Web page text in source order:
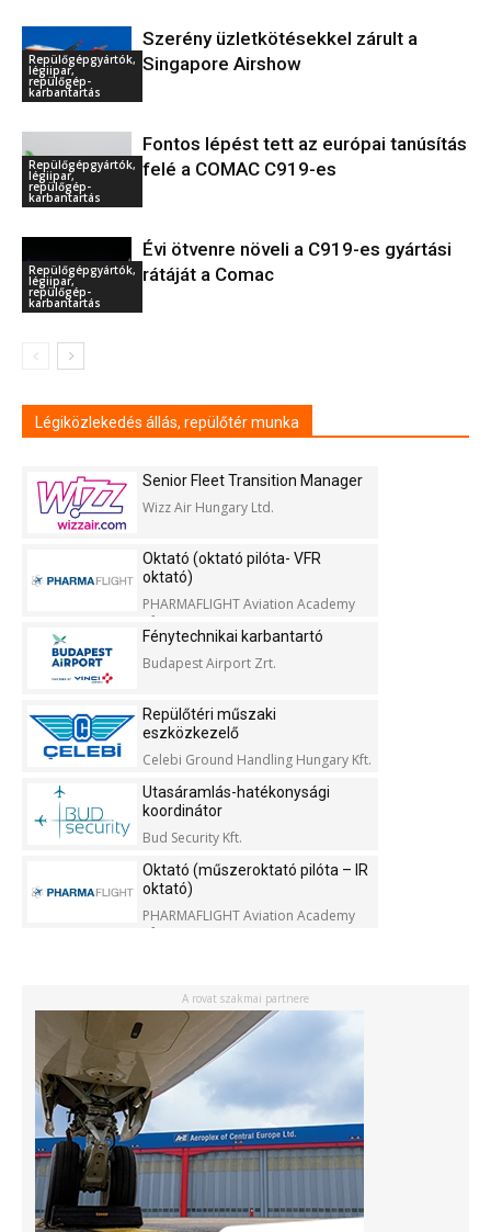
Repülőgépgyártók,
légiipar,
repülőgép-
karbantartás
Szerény üzletkötésekkel zárult a
Singapore Airshow
Repülőgépgyártók,
légiipar,
repülőgép-
karbantartás
Fontos lépést tett az európai tanúsítás
felé a COMAC C919-es
Repülőgépgyártók,
légiipar,
repülőgép-
karbantartás
Évi ötvenre növeli a C919-es gyártási
rátáját a Comac
Légiközlekedés állás, repülőtér munka
Senior Fleet Transition Manager
Wizz Air Hungary Ltd.
Oktató (oktató pilóta- VFR
oktató)
PHARMAFLIGHT Aviation Academy
Kft.
Fénytechnikai karbantartó
Budapest Airport Zrt.
Repülőtéri műszaki
eszközkezelő
Celebi Ground Handling Hungary Kft.
Utasáramlás-hatékonysági
koordinátor
Bud Security Kft.
Oktató (műszeroktató pilóta – IR
oktató)
PHARMAFLIGHT Aviation Academy
Kft.
A rovat szakmai partnere